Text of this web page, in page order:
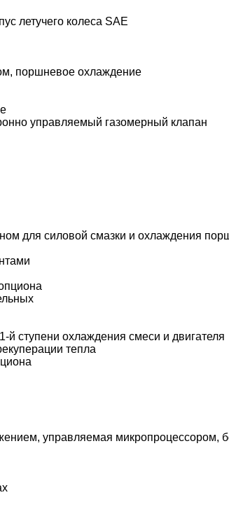
летучего колеса SAE
поршневое охлаждение
управляемый газомерный клапан
для силовой смазки и охлаждения
ступени охлаждения смеси и двигателя
тепла
управляемая микропроцессором,